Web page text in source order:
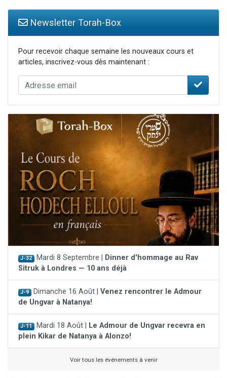
Newsletter Torah-Box
Pour recevoir chaque semaine les nouveaux cours et
articles, inscrivez-vous dès maintenant :
J-32 Mardi 8 Septembre |
Dinner d'hommage au Rav
Sitruk à Londres — 10 ans déjà
J-9 Dimanche 16 Août | Venez rencontrer le Admour
de Ungvar à Natanya!
J-11 Mardi 18 Août |
Le Admour de Ungvar recevra en
plein Kikar de Natanya à Alonzo!
Voir tous les événements à venir